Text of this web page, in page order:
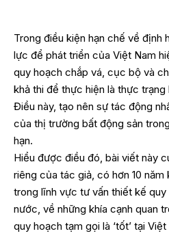
Trong điều kiện hạn chế về định
lực để phát triển của Việt Nam
quy hoạch chắp vá, cục bộ và
khả thi để thực hiện là thực trạng
Điều này, tạo nên sự tác động
của thị trường bất động sản
hạn.
Hiểu được điều đó, bài viết này
riêng của tác giả, có hơn 10 năm
trong lĩnh vực tư vấn thiết kế
nước, về những khía cạnh quan
quy hoạch tạm gọi là ‘tốt’ tại Việt